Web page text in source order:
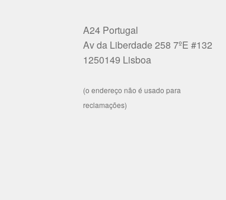
A24 Portugal
Av da Liberdade 258 7ºE #132
1250149 Lisboa
(o endereço não é usado para
reclamações)